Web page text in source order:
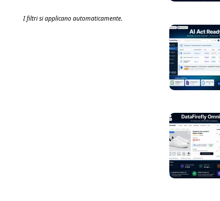
I filtri si applicano automaticamente.